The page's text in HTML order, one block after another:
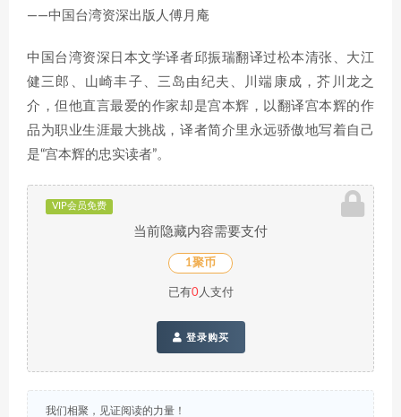
——中国台湾资深出版人傅月庵
中国台湾资深日本文学译者邱振瑞翻译过松本清张、大江
健三郎、山崎丰子、三岛由纪夫、川端康成，芥川龙之
介，但他直言最爱的作家却是宫本辉，以翻译宫本辉的作
品为职业生涯最大挑战，译者简介里永远骄傲地写着自己
是“宫本辉的忠实读者”。
VIP会员免费
当前隐藏内容需要支付
1聚币
已有0人支付
登录购买
我们相聚，见证阅读的力量！